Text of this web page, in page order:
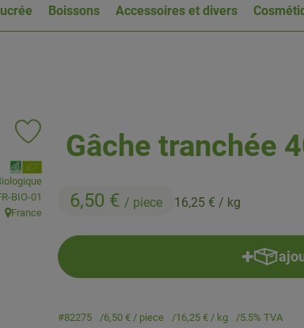
Boissons Accessoires et divers
Gâche tranchée
6,50 € / piece 16,25 € / kg
Ajouter le produit aux favoris
Autorité de contrôle:
BIO-01
, Origine:
France
#82275 6,50 € / piece 16,25 € / kg 5.5% TVA